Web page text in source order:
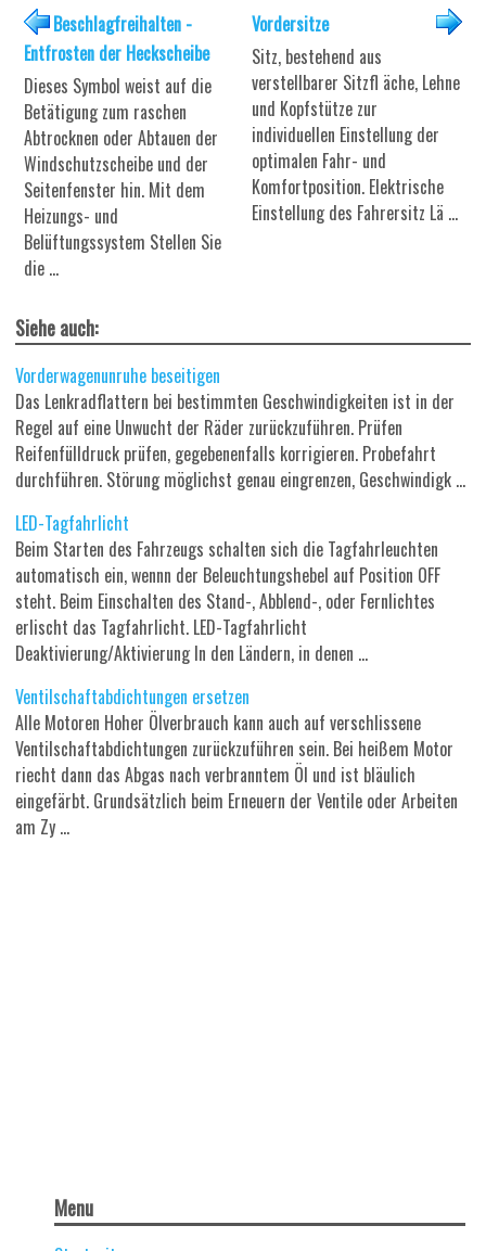
Beschlagfreihalten -
Entfrosten der Heckscheibe
Dieses Symbol weist auf die
Betätigung zum raschen
Abtrocknen oder Abtauen der
Windschutzscheibe und der
Seitenfenster hin. Mit dem
Heizungs- und
Belüftungssystem Stellen Sie
die ...
Vordersitze
Sitz, bestehend aus
verstellbarer Sitzfl äche, Lehne
und Kopfstütze zur
individuellen Einstellung der
optimalen Fahr- und
Komfortposition. Elektrische
Einstellung des Fahrersitz Lä ...
Siehe auch:
Vorderwagenunruhe beseitigen
Das Lenkradflattern bei bestimmten Geschwindigkeiten ist in der
Regel auf eine Unwucht der Räder zurückzuführen. Prüfen
Reifenfülldruck prüfen, gegebenenfalls korrigieren. Probefahrt
durchführen. Störung möglichst genau eingrenzen, Geschwindigk ...
LED-Tagfahrlicht
Beim Starten des Fahrzeugs schalten sich die Tagfahrleuchten
automatisch ein, wennn der Beleuchtungshebel auf Position OFF
steht. Beim Einschalten des Stand-, Abblend-, oder Fernlichtes
erlischt das Tagfahrlicht. LED-Tagfahrlicht
Deaktivierung/Aktivierung In den Ländern, in denen ...
Ventilschaftabdichtungen ersetzen
Alle Motoren Hoher Ölverbrauch kann auch auf verschlissene
Ventilschaftabdichtungen zurückzuführen sein. Bei heißem Motor
riecht dann das Abgas nach verbranntem Öl und ist bläulich
eingefärbt. Grundsätzlich beim Erneuern der Ventile oder Arbeiten
am Zy ...
Menu